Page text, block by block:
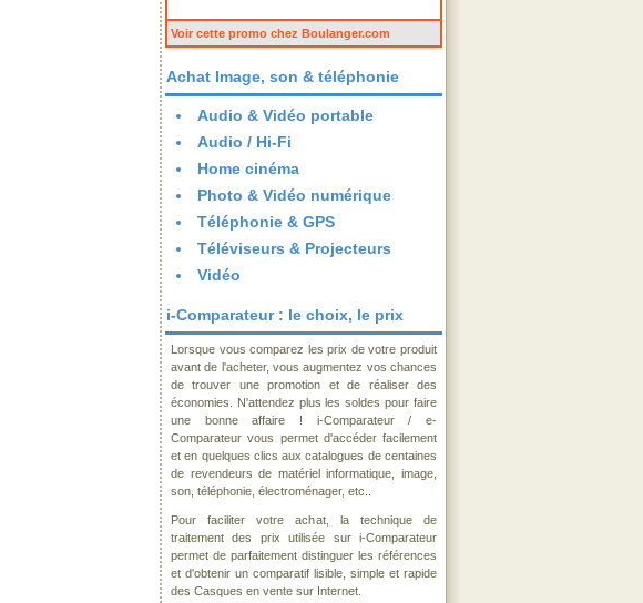
Voir cette promo chez Boulanger.com
Achat Image, son & téléphonie
Audio & Vidéo portable
Audio / Hi-Fi
Home cinéma
Photo & Vidéo numérique
Téléphonie & GPS
Téléviseurs & Projecteurs
Vidéo
i-Comparateur : le choix, le prix
Lorsque vous comparez les prix de votre produit
avant de l'acheter, vous augmentez vos chances
de trouver une promotion et de réaliser des
économies. N'attendez plus les soldes pour faire
une bonne affaire ! i-Comparateur / e-
Comparateur vous permet d'accéder facilement
et en quelques clics aux catalogues de centaines
de revendeurs de matériel informatique, image,
son, téléphonie, électroménager, etc..
Pour faciliter votre achat, la technique de
traitement des prix utilisée sur i-Comparateur
permet de parfaitement distinguer les références
et d'obtenir un comparatif lisible, simple et rapide
des Casques en vente sur Internet.